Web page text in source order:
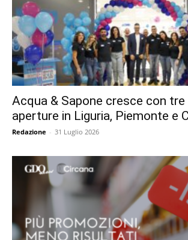
Acqua & Sapone cresce con tre
aperture in Liguria, Piemonte e
Redazione - 31 Luglio 2026